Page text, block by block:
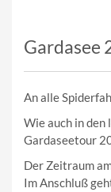
Gardasee
An alle
Wie auch in den
Gardaseetour
Der Zeitraum
Im Anschluß